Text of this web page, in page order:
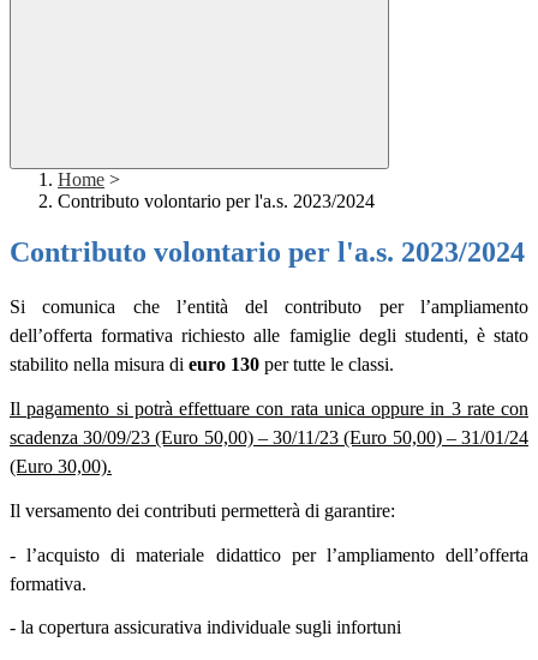
Home >
Contributo volontario per l'a.s. 2023/2024
Contributo volontario per l'a.s. 2023/2024
Si comunica che l’entità del contributo per l’ampliamento
dell’offerta formativa richiesto alle famiglie degli studenti, è stato
stabilito nella misura di euro 130 per tutte le classi.
Il pagamento si potrà effettuare con rata unica oppure in 3 rate con
scadenza 30/09/23 (Euro 50,00) – 30/11/23 (Euro 50,00) – 31/01/24
(Euro 30,00).
Il versamento dei contributi permetterà di garantire:
-l’acquisto di materiale didattico per l’ampliamento dell’offerta
formativa.
- la copertura assicurativa individuale sugli infortuni